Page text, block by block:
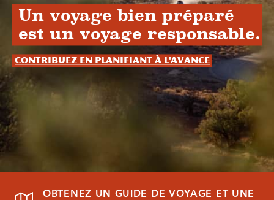
Un voyage bien préparé
est un voyage responsable.
Contribuez en planifiant à l'avance
OBTENEZ UN GUIDE DE VOYAGE ET UNE